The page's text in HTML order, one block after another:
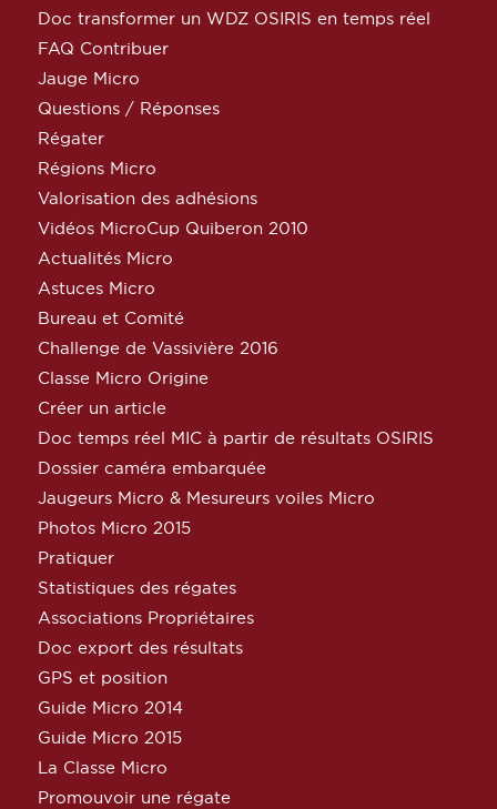
Doc transformer un WDZ OSIRIS en temps réel
FAQ Contribuer
Jauge Micro
Questions / Réponses
Régater
Régions Micro
Valorisation des adhésions
Vidéos MicroCup Quiberon 2010
Actualités Micro
Astuces Micro
Bureau et Comité
Challenge de Vassivière 2016
Classe Micro Origine
Créer un article
Doc temps réel MIC à partir de résultats OSIRIS
Dossier caméra embarquée
Jaugeurs Micro & Mesureurs voiles Micro
Photos Micro 2015
Pratiquer
Statistiques des régates
Associations Propriétaires
Doc export des résultats
GPS et position
Guide Micro 2014
Guide Micro 2015
La Classe Micro
Promouvoir une régate